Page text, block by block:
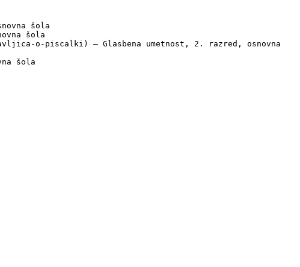
šola
šola
o-piscalki) — Glasbena umetnost, 2. razred, osnovna
šola